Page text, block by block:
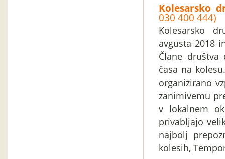
Kolesarsko
030 400 444)
Kolesarsko
avgusta 2018
Člane
časa na
organizirano
zanimivemu
v lokalnem
privabljajo
najbolj
kolesih,